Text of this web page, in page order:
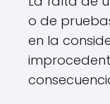
o de
en la